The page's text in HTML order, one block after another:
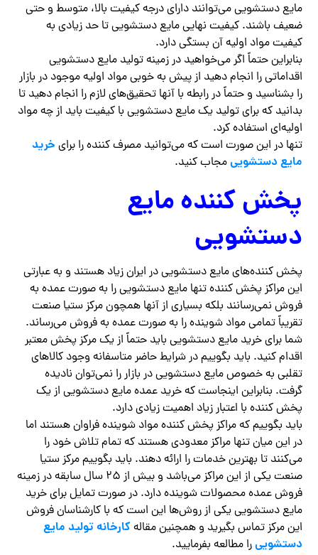
مایع دستشویی می‌توانند دارای درجه کیفیت بالا، متوسط و حتی
ضعیف باشند. کیفیت نهایی مایع دستشویی تا حد زیادی به
کیفیت مواد اولیه آن بستگی دارد.
بنابراین حتماً اگر می‌خواهید در زمینه تولید مایع دستشویی
اقداماتی را انجام دهید از پیش به خوبی مواد اولیه موجود در بازار
را بشناسید و حتماً در رابطه با آنها تحقیق‌های لازم را انجام دهید تا
بدانید که برای تولید یک مایع دستشویی با کیفیت باید از چه مواد
اولیه‌ای استفاده کرد.
تنها در این صورت است که می‌توانید مصرف کننده را برای خرید
مایع دستشوییمجاب کنید.
پخش کننده مایع
دستشویی
پخش کننده‌های مایع دستشویی در ایران زیاد هستند و به عبارتی
این مراکز پخش کننده تنها مایع دستشویی را به صورت عمده به
فروش نمی‌رسانند بلکه بسیاری از آنها همچون مرکز ستیا صنعت
تقریباً تمامی مواد شوینده را به صورت عمده به فروش می‌رساند.
شما برای خرید مایع دستشویی باید حتماً از یک مرکز پخش معتبر
اقدام کنید. باید بگوییم در شرایط حاضر متاسفانه وجود کالاهای
تقلبی به خصوص مایع دستشویی در بازار را نمی‌توان نادیده
گرفت. بنابراین اینجاست که خرید عمده مایع دستشویی از یک
پخش کننده با اعتبار زیاد اهمیت زیادی دارد.
باید بگوییم که مراکز پخش کننده مواد شوینده فراوان هستند اما
در این میان تنها مراکز معدودی هستند که تمام تلاش خود را
می‌کنند تا بهترین خدمات را ارائه دهند. باید بگوییم مرکز ستیا
صنعت یکی از این مراکز می‌باشد و بیش از ۲۵ سال سابقه در زمینه
فروش عمده محصولات شوینده دارد. در صورت تمایل برای خرید
مایع دستشویی یکی از روش‌ها این است که با کارشناسان فروش
این مرکز تماس بگیرید و همچنین مقالهکارخانه تولید مایع
دستشوییرا مطالعه بفرمایید.